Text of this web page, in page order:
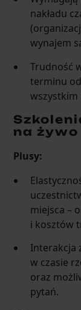
nakładu
wynajem
Trudność
terminu
wszystkim
na żywo
Plusy:
miejsca –
i kosztów
Interakcja
w czasie
oraz
pytań.